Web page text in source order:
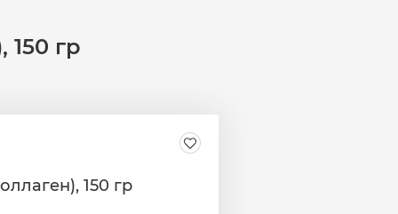
150 гр
150 гр